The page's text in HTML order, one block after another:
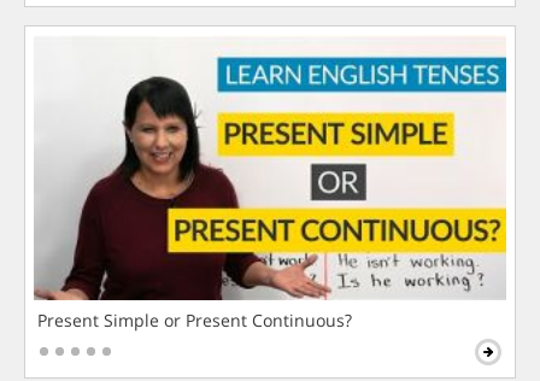
Present Simple or Present Continuous?